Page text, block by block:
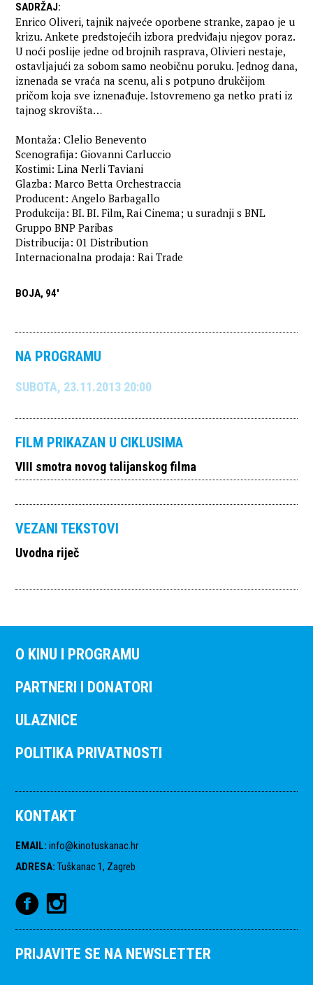
SADRŽAJ:
Enrico Oliveri, tajnik najveće oporbene stranke, zapao je u
krizu. Ankete predstojećih izbora predviđaju njegov poraz.
U noći poslije jedne od brojnih rasprava, Olivieri nestaje,
ostavljajući za sobom samo neobičnu poruku. Jednog dana,
iznenada se vraća na scenu, ali s potpuno drukčijom
pričom koja sve iznenađuje. Istovremeno ga netko prati iz
tajnog skrovišta…
Montaža: Clelio Benevento
Scenografija: Giovanni Carluccio
Kostimi: Lina Nerli Taviani
Glazba: Marco Betta Orchestraccia
Producent: Angelo Barbagallo
Produkcija: BI. BI. Film, Rai Cinema; u suradnji s BNL
Gruppo BNP Paribas
Distribucija: 01 Distribution
Internacionalna prodaja: Rai Trade
BOJA, 94'
NA PROGRAMU
SUBOTA, 23.11.2013 20:00
FILM PRIKAZAN U CIKLUSIMA
VIII smotra novog talijanskog filma
VEZANI TEKSTOVI
Uvodna riječ
O KINU I PROGRAMU
PARTNERI I DONATORI
ULAZNICE
POLITIKA PRIVATNOSTI
KONTAKT
EMAIL: info@kinotuskanac.hr
ADRESA: Tuškanac 1, Zagreb
PRIJAVITE SE NA NEWSLETTER